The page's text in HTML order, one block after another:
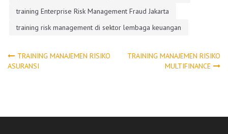
training Enterprise Risk Management Fraud Jakarta
training risk management di sektor lembaga keuangan
Post
TRAINING MANAJEMEN RISIKO
ASURANSI
TRAINING MANAJEMEN RISIKO
MULTIFINANCE